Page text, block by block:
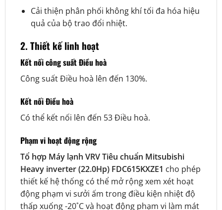
Cải thiện phân phối không khí tối đa hóa hiệu
quả của bộ trao đổi nhiệt.
2. Thiết kế linh hoạt
Kết nối công suất Điều hoà
Công suất Điều hoà lên đến 130%.
Kết nối Điều hoà
Có thể kết nối lên đến 53 Điều hoà.
Phạm vi hoạt động rộng
Tổ hợp Máy lạnh VRV Tiêu chuẩn Mitsubishi
Heavy inverter (22.0Hp) FDC615KXZE1 cho phép
thiết kế hệ thống có thể mở rộng xem xét hoạt
động phạm vi sưởi ấm trong điều kiện nhiệt độ
thấp xuống -20˚C và hoạt động phạm vi làm mát